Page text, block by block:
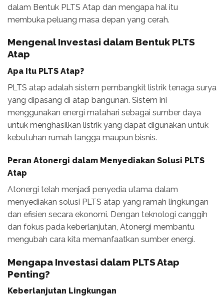
dalam Bentuk PLTS Atap dan mengapa hal itu
membuka peluang masa depan yang cerah.
Mengenal Investasi dalam Bentuk PLTS
Atap
Apa Itu PLTS Atap?
PLTS atap adalah sistem pembangkit listrik tenaga surya
yang dipasang di atap bangunan. Sistem ini
menggunakan energi matahari sebagai sumber daya
untuk menghasilkan listrik yang dapat digunakan untuk
kebutuhan rumah tangga maupun bisnis.
Peran Atonergi dalam Menyediakan Solusi PLTS
Atap
Atonergi telah menjadi penyedia utama dalam
menyediakan solusi PLTS atap yang ramah lingkungan
dan efisien secara ekonomi. Dengan teknologi canggih
dan fokus pada keberlanjutan, Atonergi membantu
mengubah cara kita memanfaatkan sumber energi.
Mengapa Investasi dalam PLTS Atap
Penting?
Keberlanjutan Lingkungan